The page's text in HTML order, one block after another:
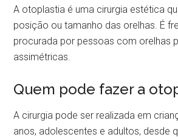
A otoplastia é uma cirurgia estética
posição ou tamanho das orelhas. É
procurada por pessoas com orelhas
assimétricas.
Quem pode fazer a
A cirurgia pode ser realizada em
anos, adolescentes e adultos, desde